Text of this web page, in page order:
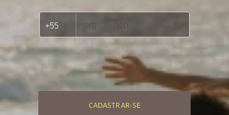
CADASTRAR-SE